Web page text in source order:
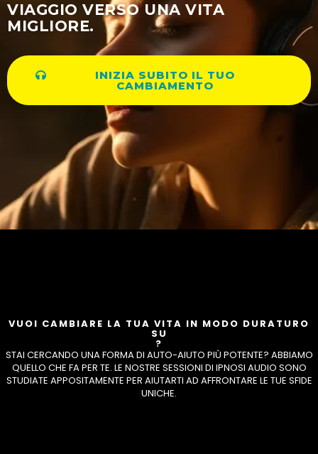
VIAGGIO VERSO UNA VITA
MIGLIORE.
INIZIA SUBITO IL TUO
CAMBIAMENTO
VUOI CAMBIARE LA TUA VITA IN MODO DURATURO
SU
?
STAI CERCANDO UNA FORMA DI AUTO-AIUTO PIÙ POTENTE? ABBIAMO
QUELLO CHE FA PER TE. LE NOSTRE SESSIONI DI IPNOSI AUDIO SONO
STUDIATE APPOSITAMENTE PER AIUTARTI AD AFFRONTARE LE TUE SFIDE
UNICHE.